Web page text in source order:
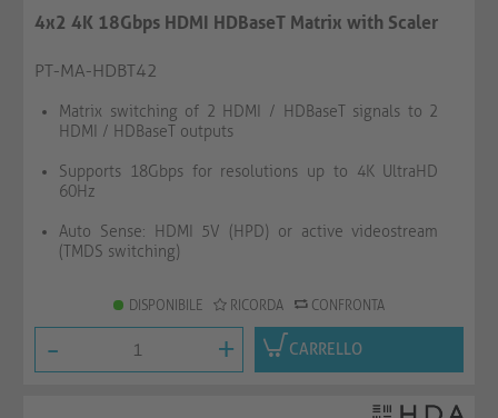
4x2 4K 18Gbps HDMI HDBaseT Matrix with Scaler
PT-MA-HDBT42
Matrix switching of 2 HDMI / HDBaseT signals to 2
HDMI / HDBaseT outputs
Supports 18Gbps for resolutions up to 4K UltraHD
60Hz
Auto Sense: HDMI 5V (HPD) or active videostream
(TMDS switching)
DISPONIBILE RICORDA CONFRONTA
- + CARRELLO